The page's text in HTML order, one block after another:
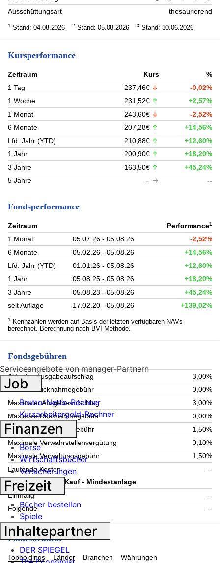
Ausschüttungsart
thesaurierend
1 Stand: 04.08.2026 2 Stand: 05.08.2026 3 Stand: 30.06.2026
Kursperformance
Zeitraum Kurs
%
1 Tag
237,46€
-0,02%
1 Woche
231,52€
+2,57%
1 Monat
243,60€
-2,52%
6 Monate
207,28€
+14,56%
Lfd. Jahr (YTD)
210,88€
+12,60%
1 Jahr
200,90€
+18,20%
3 Jahre
163,50€
+45,24%
5 Jahre
-- --
Fondsperformance
Zeitraum Performance1
1 Monat 05.07.26 - 05.08.26
-2,52%
6 Monate
05.02.26 - 05.08.26
+14,56%
Lfd. Jahr (YTD)
01.01.26 - 05.08.26
+12,60%
1 Jahr
05.08.25 - 05.08.26
+18,20%
3 Jahre
05.08.23 - 05.08.26
+45,24%
seit Auflage
17.02.20 - 05.08.26 +139,02%
1
Kennzahlen werden auf Basis der letzten verfügbaren NAVs
berechnet. Berechnung nach BVI-Methode.
Fondsgebühren
Aktueller Ausgabeaufschlag
3,00%
Aktuelle Rücknahmegebühr
0,00%
Maximaler Ausgabeaufschlag
3,00%
Maximale Rücknahmegebühr
0,00%
Aktuelle Verwaltungsgebühr
1,50%
Maximale Verwahrstellenvergütung
0,10%
Maximale Verwaltungsgebühr
1,50%
Laufende Kosten
--
Information zum Kauf - Mindestanlage
Einmalig
--
Folgende
--
Fondsstruktur
Topholdings Länder Branchen Währungen
Serviceangebote von manager-Partnern
Job
Brutto-Netto-Rechner
Kurzarbeitergeld-Rechner
Finanzen
Börse
Wirtschaftsbücher
Versicherungen
Freizeit
Bücher bestellen
Spiele
Inhaltepartner
DER SPIEGEL